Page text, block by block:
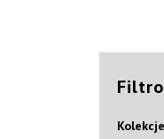
Kolekcje